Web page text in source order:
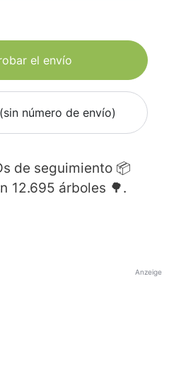
el envío
número de envío)
de seguimiento 📦
12.695 árboles 🌳.
Anzeige